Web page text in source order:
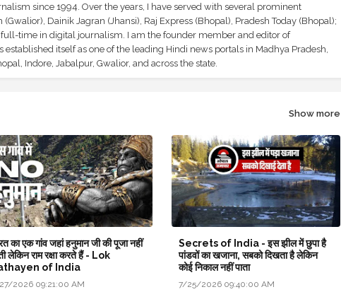
since 1994. Over the years, I have served with several prominent
Dainik Jagran (Jhansi), Raj Express (Bhopal), Pradesh Today (Bhopal);
full-time in digital journalism. I am the founder member and editor of
itself as one of the leading Hindi news portals in Madhya Pradesh,
Indore, Jabalpur, Gwalior, and across the state.
Show more
का एक गांव जहां हनुमान जी की पूजा नहीं
लेकिन राम रक्षा करते हैं - Lok
of India
2026 09:21:00 AM
Secrets of India - इस झील में छुपा है
पांडवों का खजाना, सबको दिखता है लेकिन
कोई निकाल नहीं पाता
7/25/2026 09:40:00 AM